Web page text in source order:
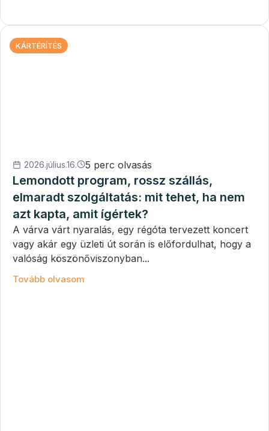
KÁRTÉRÍTÉS
2026.július.16. 5 perc olvasás
Lemondott program, rossz szállás,
elmaradt szolgáltatás: mit tehet, ha nem
azt kapta, amit ígértek?
A várva várt nyaralás, egy régóta tervezett koncert
vagy akár egy üzleti út során is előfordulhat, hogy a
valóság köszönőviszonyban...
Tovább olvasom